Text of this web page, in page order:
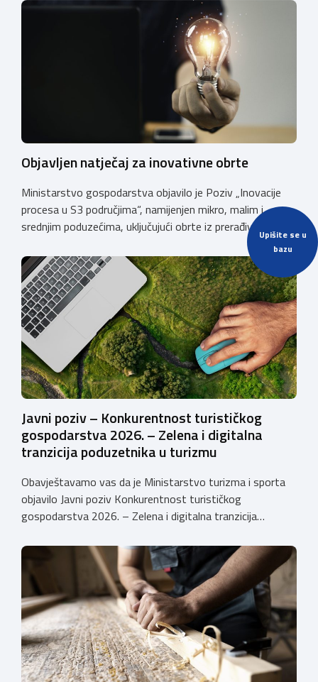
Upišite se u
bazu
Objavljen natječaj za inovativne obrte
Ministarstvo gospodarstva objavilo je Poziv „Inovacije
procesa u S3 područjima“, namijenjen mikro, malim i
srednjim poduzećima, uključujući obrte iz prerađivačke
industrije, koji razvijaju inovativne proizvode i žele ih
uspješnije plasirati na tržište kroz modernizaciju poslovnih
procesa. Poziv se provodi u okviru PKK 2021. – 2027. Cilj
Poziva je potaknuti uvođenje inovacija procesa i
organizacije poslovanja koje […]
Javni poziv – Konkurentnost turističkog
gospodarstva 2026. – Zelena i digitalna
tranzicija poduzetnika u turizmu
Obavještavamo vas da je Ministarstvo turizma i sporta
objavilo Javni poziv Konkurentnost turističkog
gospodarstva 2026. – Zelena i digitalna tranzicija
male vrijednosti u ukupnom iznosu od 3.403.640,00 €.
Program je namijenjen subjektima malog gospodarstva
registriranim za ugostiteljske i/ili turističke djelatnosti,
obiteljskim poljoprivrednim
gospodarstvima/poljoprivrednicima koja su registrirana
za pružanje […]